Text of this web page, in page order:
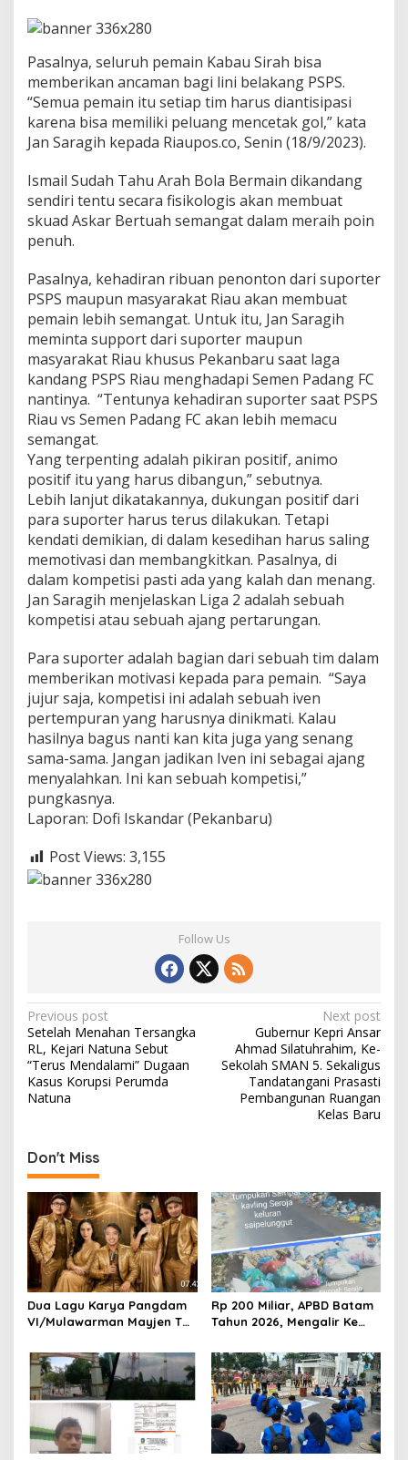
a
g
F
c
u
k
n
L
w
M
u
a
h
U
n
u
k
i
-
a
k
l
u
k
k
a
n
Pasalnya, seluruh pemain Kabau Sirah bisa
memberikan ancaman bagi lini belakang PSPS.
“Semua pemain itu setiap tim harus diantisipasi
karena bisa memiliki peluang mencetak gol,” kata
Jan Saragih kepada Riaupos.co, Senin (18/9/2023).
Ismail Sudah Tahu Arah Bola Bermain dikandang
sendiri tentu secara fisikologis akan membuat
skuad Askar Bertuah semangat dalam meraih poin
penuh.
Pasalnya, kehadiran ribuan penonton dari suporter
PSPS maupun masyarakat Riau akan membuat
pemain lebih semangat. Untuk itu, Jan Saragih
meminta support dari suporter maupun
masyarakat Riau khusus Pekanbaru saat laga
kandang PSPS Riau menghadapi Semen Padang FC
nantinya. “Tentunya kehadiran suporter saat PSPS
Riau vs Semen Padang FC akan lebih memacu
semangat.
Yang terpenting adalah pikiran positif, animo
positif itu yang harus dibangun,” sebutnya.
Lebih lanjut dikatakannya, dukungan positif dari
para suporter harus terus dilakukan. Tetapi
kendati demikian, di dalam kesedihan harus saling
memotivasi dan membangkitkan. Pasalnya, di
dalam kompetisi pasti ada yang kalah dan menang.
Jan Saragih menjelaskan Liga 2 adalah sebuah
kompetisi atau sebuah ajang pertarungan.
Para suporter adalah bagian dari sebuah tim dalam
memberikan motivasi kepada para pemain. “Saya
jujur saja, kompetisi ini adalah sebuah iven
pertempuran yang harusnya dinikmati. Kalau
hasilnya bagus nanti kan kita juga yang senang
sama-sama. Jangan jadikan Iven ini sebagai ajang
menyalahkan. Ini kan sebuah kompetisi,”
pungkasnya.
Laporan: Dofi Iskandar (Pekanbaru)
Post Views: 3,155
Follow Us
P
o
s
t
a
v
i
g
a
t
i
o
n
Previous post
Setelah Menahan Tersangka
RL, Kejari Natuna Sebut
“Terus Mendalami” Dugaan
Kasus Korupsi Perumda
Natuna
Next post
Gubernur Kepri Ansar
Ahmad Silatuhrahim, Ke-
Sekolah SMAN 5. Sekaligus
Tandatangani Prasasti
Pembangunan Ruangan
Kelas Baru
Don't Miss
Dua Lagu Karya Pangdam
VI/Mulawarman Mayjen TNI
Singing Competition HUT
Ke-81 RI
Rp 200 Miliar, APBD Batam
Tahun 2026, Mengalir Ke
Batam, Belum Berhasil
Bereskan Sampah